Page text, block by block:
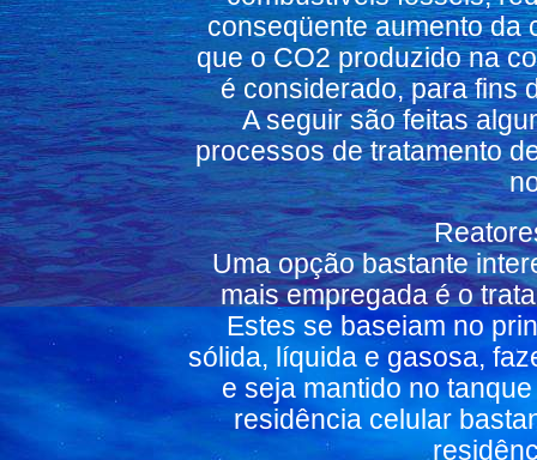
conseqüente aumento da
que o CO2 produzido na
é considerado, para fins
A seguir são feitas
processos de tratamento
Uma opção bastante
mais empregada é o
Estes se baseiam no
sólida, líquida e gasosa,
e seja mantido no
residência celular